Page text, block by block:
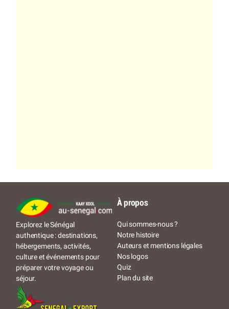
Explorez le Sénégal
authentique : destinations,
hébergements, activités,
culture et événements pour
préparer votre voyage ou
séjour.
À propos
Qui sommes-nous ?
Notre histoire
Auteurs et mentions légales
Nos logos
Quiz
Plan du site